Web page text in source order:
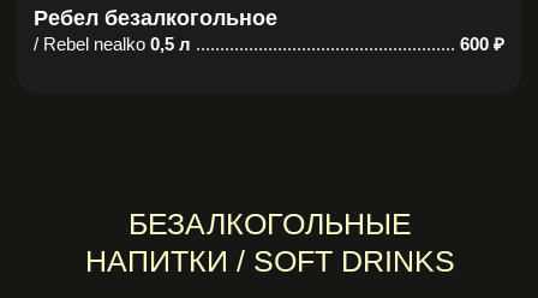
БЕЗАЛКОГОЛЬНЫЕ
НАПИТКИ / SOFT DRINKS